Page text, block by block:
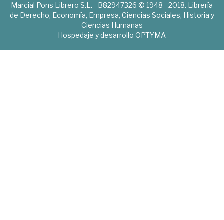
Marcial Pons Librero S.L. - B82947326 © 1948 - 2018. Librería
de Derecho, Economía, Empresa, Ciencias Sociales, Historia y
Ciencias Humanas
Hospedaje y desarrollo OPTYMA